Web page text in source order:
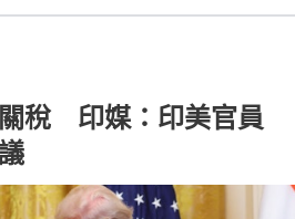
稅 印媒：印美官員